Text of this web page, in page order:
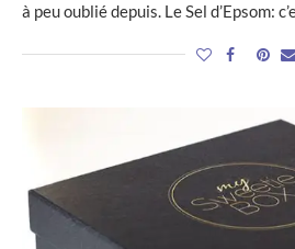
à peu oublié depuis. Le Sel d’Epsom: